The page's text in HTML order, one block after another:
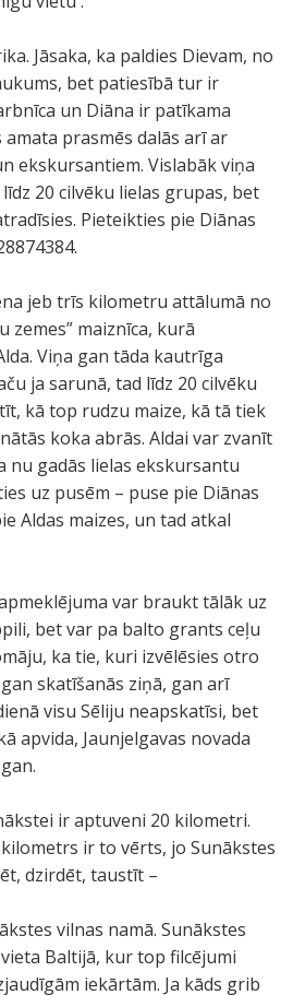
Jāsaka, ka paldies Dievam, no
bet patiesībā tur ir
un Diāna ir patīkama
prasmēs dalās arī ar
ekskursantiem. Vislabāk viņa
20 cilvēku lielas grupas, bet
Pieteikties pie Diānas
jeb trīs kilometru attālumā no
zemes” maiznīca, kurā
Viņa gan tāda kautrīga
ja sarunā, tad līdz 20 cilvēku
kā top rudzu maize, kā tā tiek
koka abrās. Aldai var zvanīt
nu gadās lielas ekskursantu
uz pusēm – puse pie Diānas
Aldas maizes, un tad atkal
var braukt tālāk uz
bet var pa balto grants ceļu
ka tie, kuri izvēlēsies otro
skatīšanās ziņā, gan arī
visu Sēliju neapskatīsi, bet
apvida, Jaunjelgavas novada
ir aptuveni 20 kilometri.
ir to vērts, jo Sunākstes
dzirdēt, taustīt –
vilnas namā. Sunākstes
Baltijā, kur top filcējumi
iekārtām. Ja kāds grib